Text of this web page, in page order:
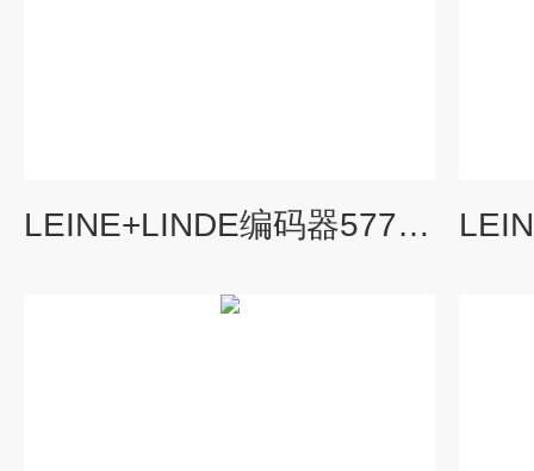
LEINE+LINDE编码器577968-01供应商